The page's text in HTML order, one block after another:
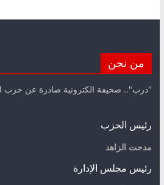
من نحن
"درب".. صحيفة الكترونية صادرة عن حزب
رئيس الحزب
مدحت الزاهد
رئيس مجلس الإدارة